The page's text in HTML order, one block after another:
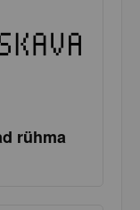
rühma